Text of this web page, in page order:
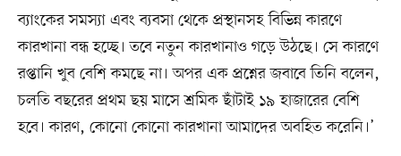
ব্যাংকের সমস্যা এবং ব্যবসা থেকে প্রস্থানসহ বিভিন্ন কারণে
কারখানা বন্ধ হচ্ছে। তবে নতুন কারখানাও গড়ে উঠছে। সে কারণে
রপ্তানি খুব বেশি কমছে না। অপর এক প্রশ্নের জবাবে তিনি বলেন,
চলতি বছরের প্রথম ছয় মাসে শ্রমিক ছাঁটাই ১৯ হাজারের বেশি
হবে। কারণ, কোনো কোনো কারখানা আমাদের অবহিত করেনি।’